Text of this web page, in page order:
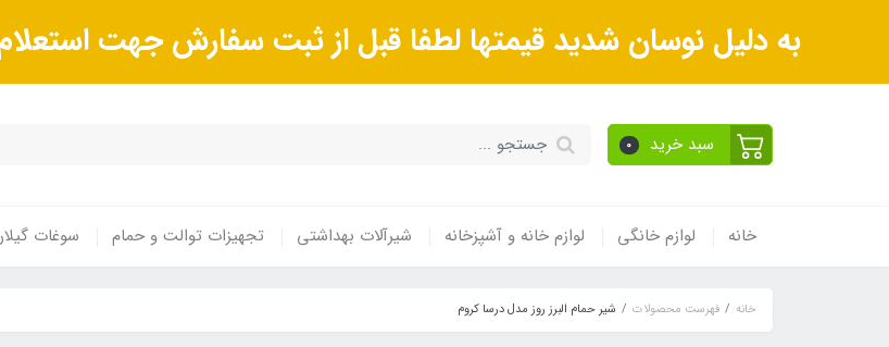
به دلیل نوسان شدید قیمتها لطفا قبل از ثبت سفارش جهت
سبد خرید 0
خانه لوازم خانگی لوازم خانه و آشپزخانه شیرآلات بهداشتی تجهیزات توالت و حمام سوغات
خانه فهرست محصولات شیر حمام البرز روز مدل درسا کروم